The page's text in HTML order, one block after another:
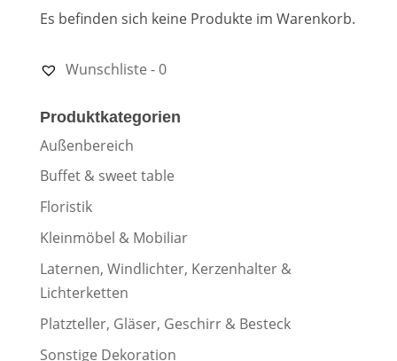
Es befinden sich keine Produkte im Warenkorb.
Wunschliste -0
Produktkategorien
Außenbereich
Buffet & sweet table
Floristik
Kleinmöbel & Mobiliar
Laternen, Windlichter, Kerzenhalter &
Lichterketten
Platzteller, Gläser, Geschirr & Besteck
Sonstige Dekoration